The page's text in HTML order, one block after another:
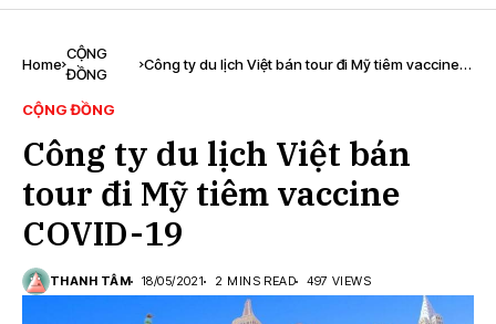
Home
CỘNG
ĐỒNG
Công ty du lịch Việt bán tour đi Mỹ tiêm vaccine
CỘNG ĐỒNG
Công ty du lịch Việt bán
tour đi Mỹ tiêm vaccine
COVID-19
THANH TÂM 18/05/2021 2 MINS READ 497 VIEWS